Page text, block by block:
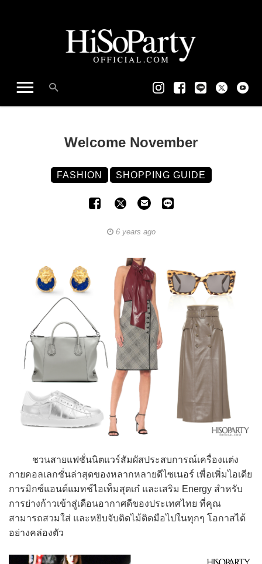
Welcome November
FASHION SHOPPING GUIDE
6 years ago
ชวนสายแฟชั่นนิตแวร์สัมผัสประสบการณ์เครื่องแต่ง
กายคอลเลกชั่นล่าสุดของหลากหลายดีไซเนอร์ เพื่อเพิ่มไอเดีย
การมิกซ์แอนด์แมทช์ไอเท็มสุดเก๋ และเสริม Energy สำหรับ
การย่างก้าวเข้าสู่เดือนอากาศดีของประเทศไทย ที่คุณ
สามารถสวมใส่ และหยิบจับติดไม้ติดมือไปในทุกๆ โอกาสได้
อย่างคล่องตัว